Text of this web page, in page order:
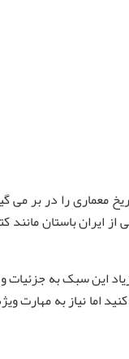
را در بر می
ایران باستان
این سبک به جزئیات و
اما نیاز به مهارت